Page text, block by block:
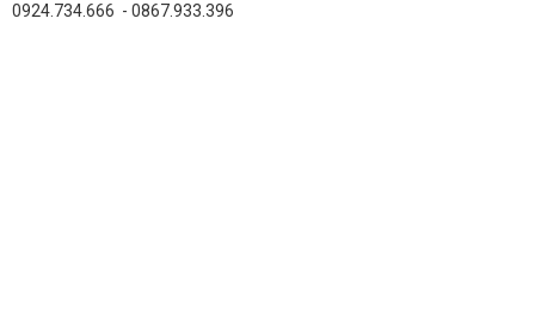
0924.734.666 - 0867.933.396